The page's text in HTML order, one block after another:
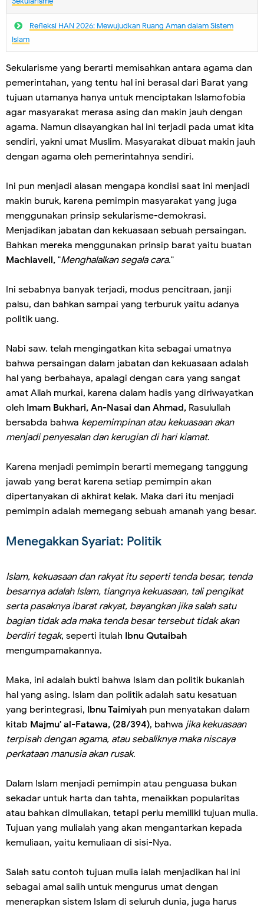
Refleksi HAN 2026: Mewujudkan Ruang Aman dalam Sistem
Islam
Sekularisme yang berarti memisahkan antara agama dan
pemerintahan, yang tentu hal ini berasal dari Barat yang
tujuan utamanya hanya untuk menciptakan Islamofobia
agar masyarakat merasa asing dan makin jauh dengan
agama. Namun disayangkan hal ini terjadi pada umat kita
sendiri, yakni umat Muslim. Masyarakat dibuat makin jauh
dengan agama oleh pemerintahnya sendiri.
Ini pun menjadi alasan mengapa kondisi saat ini menjadi
makin buruk, karena pemimpin masyarakat yang juga
menggunakan prinsip sekularisme-demokrasi.
Menjadikan jabatan dan kekuasaan sebuah persaingan.
Bahkan mereka menggunakan prinsip barat yaitu buatan
Machiavell, "Menghalalkan segala cara."
Ini sebabnya banyak terjadi, modus pencitraan, janji
palsu, dan bahkan sampai yang terburuk yaitu adanya
politik uang.
Nabi saw. telah mengingatkan kita sebagai umatnya
bahwa persaingan dalam jabatan dan kekuasaan adalah
hal yang berbahaya, apalagi dengan cara yang sangat
amat Allah murkai, karena dalam hadis yang diriwayatkan
oleh Imam Bukhari, An-Nasai dan Ahmad, Rasulullah
bersabda bahwa kepemimpinan atau kekuasaan akan
menjadi penyesalan dan kerugian di hari kiamat.
Karena menjadi pemimpin berarti memegang tanggung
jawab yang berat karena setiap pemimpin akan
dipertanyakan di akhirat kelak. Maka dari itu menjadi
pemimpin adalah memegang sebuah amanah yang besar.
Menegakkan Syariat: Politik
Islam, kekuasaan dan rakyat itu seperti tenda besar, tenda
besarnya adalah Islam, tiangnya kekuasaan, tali pengikat
serta pasaknya ibarat rakyat, bayangkan jika salah satu
bagian tidak ada maka tenda besar tersebut tidak akan
berdiri tegak, seperti itulah Ibnu Qutaibah
mengumpamakannya.
Maka, ini adalah bukti bahwa Islam dan politik bukanlah
hal yang asing. Islam dan politik adalah satu kesatuan
yang berintegrasi, Ibnu Taimiyah pun menyatakan dalam
kitab Majmu' al-Fatawa, (28/394), bahwa jika kekuasaan
terpisah dengan agama, atau sebaliknya maka niscaya
perkataan manusia akan rusak.
Dalam Islam menjadi pemimpin atau penguasa bukan
sekadar untuk harta dan tahta, menaikkan popularitas
atau bahkan dimuliakan, tetapi perlu memiliki tujuan mulia.
Tujuan yang mulialah yang akan mengantarkan kepada
kemuliaan, yaitu kemuliaan di sisi-Nya.
Salah satu contoh tujuan mulia ialah menjadikan hal ini
sebagai amal salih untuk mengurus umat dengan
menerapkan sistem Islam di seluruh dunia, juga harus